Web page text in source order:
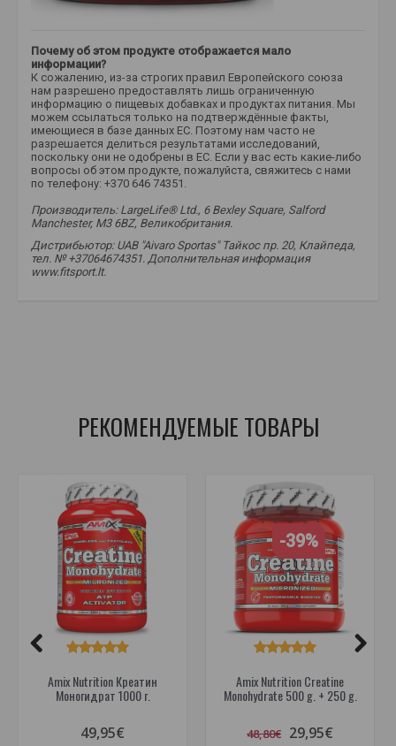
Почему об этом продукте отображается мало
информации?
К сожалению, из-за строгих правил Европейского союза
нам разрешено предоставлять лишь ограниченную
информацию о пищевых добавках и продуктах питания. Мы
можем ссылаться только на подтверждённые факты,
имеющиеся в базе данных ЕС. Поэтому нам часто не
разрешается делиться результатами исследований,
поскольку они не одобрены в ЕС. Если у вас есть какие-либо
вопросы об этом продукте, пожалуйста, свяжитесь с нами
по телефону: +370 646 74351.
Производитель: LargeLife® Ltd., 6 Bexley Square, Salford
Manchester, M3 6BZ, Великобритания.
Дистрибьютор: UAB "Aivaro Sportas" Тайкос пр. 20, Клайпеда,
тел. № +37064674351. Дополнительная информация
www.fitsport.lt.
РЕКОМЕНДУЕМЫЕ ТОВАРЫ
Amix Nutrition Креатин
Моногидрат 1000 г.
49,95€
-39%
Amix Nutrition Creatine
Monohydrate 500 g. + 250 g.
48,80€ 29,95€